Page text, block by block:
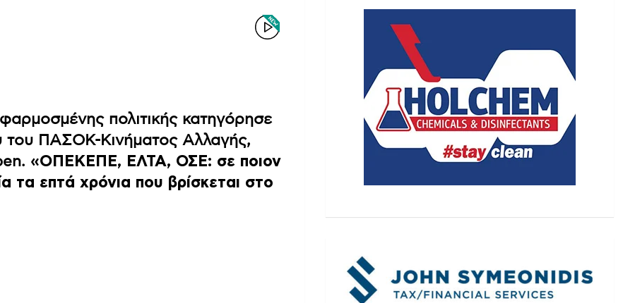
πολιτικής κατηγόρησε
ΠΑΣΟΚ-Κινήματος Αλλαγής,
«ΟΠΕΚΕΠΕ, ΕΛΤΑ, ΟΣΕ: σε ποιον
τα επτά χρόνια που βρίσκεται στο